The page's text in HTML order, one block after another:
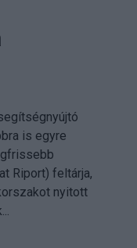
is egyre
Riport) feltárja,
nyitott